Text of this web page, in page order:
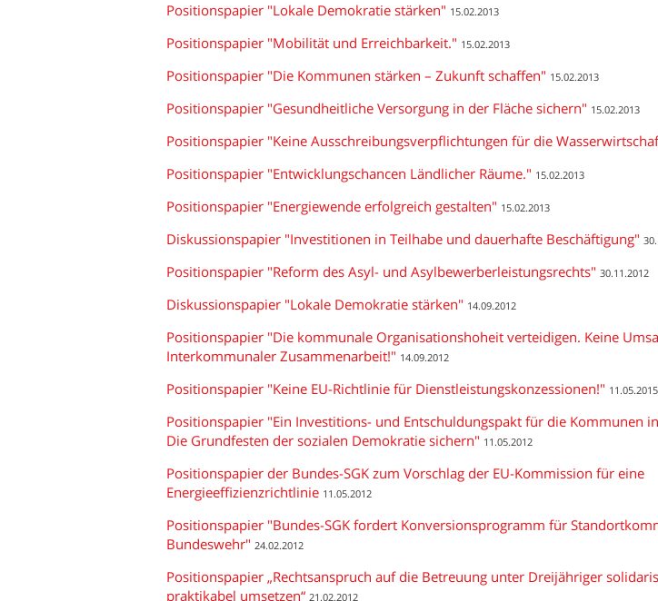
Positionspapier "Lokale Demokratie stärken" 15.02.2013
Positionspapier "Mobilität und Erreichbarkeit." 15.02.2013
Positionspapier "Die Kommunen stärken – Zukunft schaffen" 15.02.2013
Positionspapier "Gesundheitliche Versorgung in der Fläche sichern" 15.02.2013
Positionspapier "Keine Ausschreibungsverpflichtungen für die
Positionspapier "Entwicklungschancen Ländlicher Räume." 15.02.2013
Positionspapier "Energiewende erfolgreich gestalten" 15.02.2013
Diskussionspapier "Investitionen in Teilhabe und dauerhafte Beschäftigung"
Positionspapier "Reform des Asyl- und Asylbewerberleistungsrechts" 30.11.2012
Diskussionspapier "Lokale Demokratie stärken" 14.09.2012
Positionspapier "Die kommunale Organisationshoheit verteidigen. Keine
Interkommunaler Zusammenarbeit!" 14.09.2012
Positionspapier "Keine EU-Richtlinie für Dienstleistungskonzessionen!" 11.05.2015
Positionspapier "Ein Investitions- und Entschuldungspakt für die Kommunen
Die Grundfesten der sozialen Demokratie sichern" 11.05.2012
Positionspapier der Bundes-SGK zum Vorschlag der EU-Kommission für eine
Energieeffizienzrichtlinie 11.05.2012
Positionspapier "Bundes-SGK fordert Konversionsprogramm für
Bundeswehr" 24.02.2012
Positionspapier „Rechtsanspruch auf die Betreuung unter Dreijähriger
praktikabel umsetzen“ 21.02.2012